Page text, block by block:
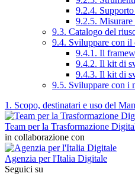
9.2.4.
9.2.5. Misurare
9.3. Catalogo del
9.4. Sviluppare con il
9.4.1. Il
9.4.2. Il kit di
9.4.3. Il kit di
9.5. Sviluppare con i
1. Scopo, destinatari e uso del
Team per la Trasformazione
in collaborazione con
Agenzia per l'Italia Digitale
Seguici su